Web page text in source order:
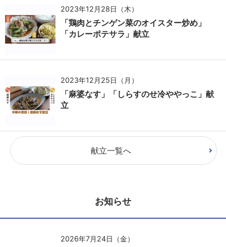
2023年12月28日（木）
「鶏肉とチンゲン菜のオイスター炒め」
「カレーポテサラ」献立
2023年12月25日（月）
「麻婆なす」「しらすのせ冷ややっこ」献
立
献立一覧へ
お知らせ
2026年7月24日（金）